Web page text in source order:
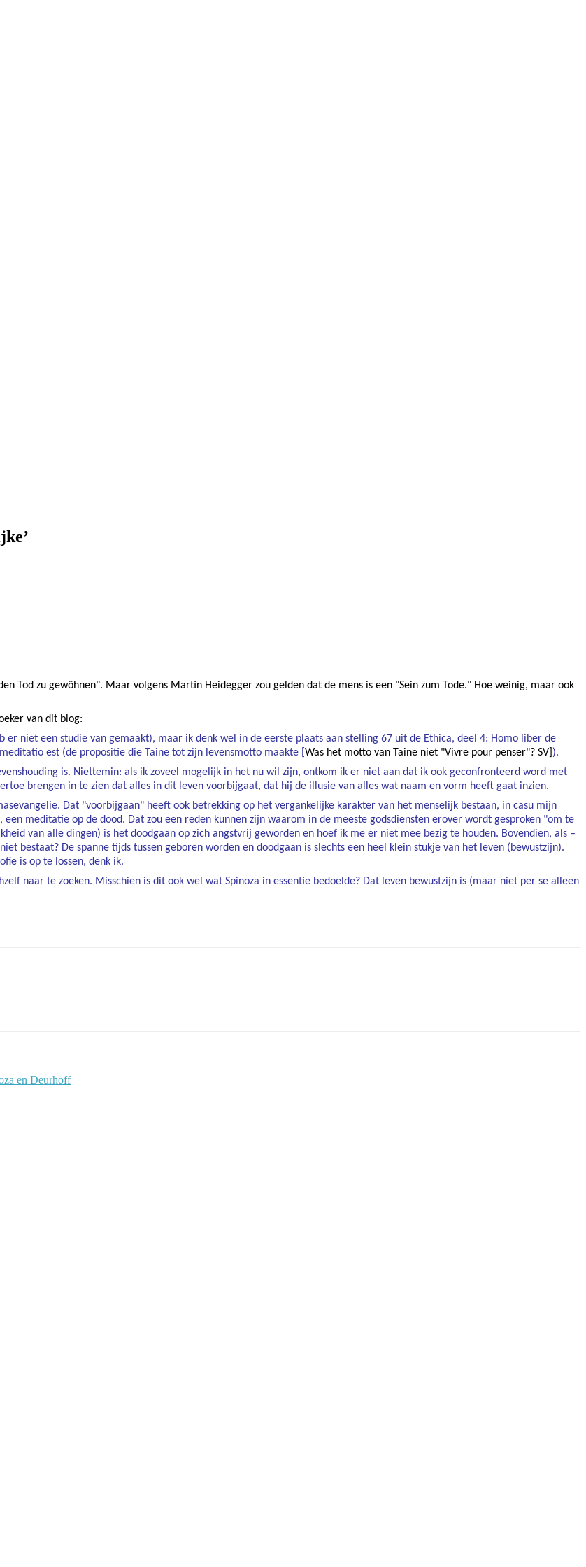
Tod zu gewöhnen". Maar volgens Martin Heidegger zou gelden dat de mens is een "Sein zum Tode." Hoe weinig, maar ook
van dit blog:
er niet een studie van gemaakt), maar ik denk wel in de eerste plaats aan stelling 67 uit de Ethica, deel 4: Homo liber de
est (de propositie die Taine tot zijn levensmotto maakte [ Was het motto van Taine niet "Vivre pour penser"? SV] ).
is. Niettemin: als ik zoveel mogelijk in het nu wil zijn, ontkom ik er niet aan dat ik ook geconfronteerd word met
brengen in te zien dat alles in dit leven voorbijgaat, dat hij de illusie van alles wat naam en vorm heeft gaat inzien.
Dat "voorbijgaan" heeft ook betrekking op het vergankelijke karakter van het menselijk bestaan, in casu mijn
meditatie op de dood. Dat zou een reden kunnen zijn waarom in de meeste godsdiensten erover wordt gesproken "om te
van alle dingen) is het doodgaan op zich angstvrij geworden en hoef ik me er niet mee bezig te houden. Bovendien, als –
bestaat? De spanne tijds tussen geboren worden en doodgaan is slechts een heel klein stukje van het leven (bewustzijn).
is op te lossen, denk ik.
naar te zoeken. Misschien is dit ook wel wat Spinoza in essentie bedoelde? Dat leven bewustzijn is (maar niet per se alleen
en Deurhoff